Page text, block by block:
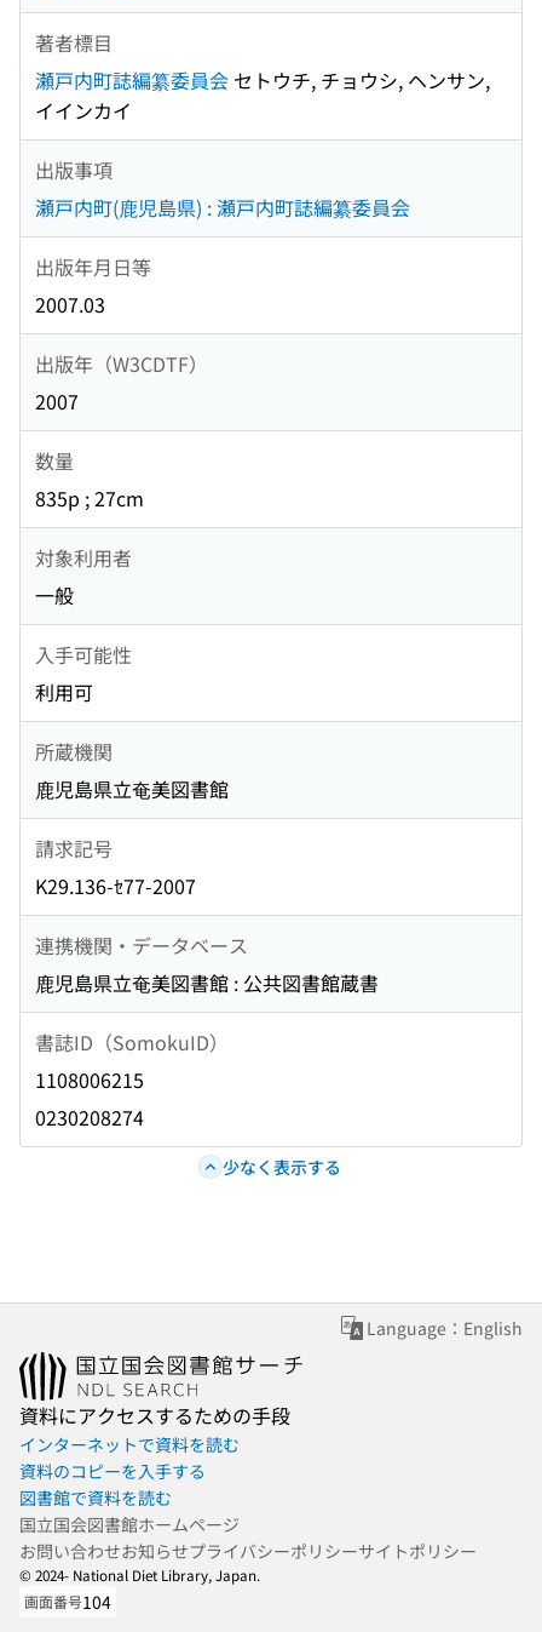
著者標目
瀬戸内町誌編纂委員会 セトウチ, チョウシ, ヘンサン,
イインカイ
出版事項
瀬戸内町(鹿児島県) : 瀬戸内町誌編纂委員会
出版年月日等
2007.03
出版年（W3CDTF）
2007
数量
835p ; 27cm
対象利用者
一般
入手可能性
利用可
所蔵機関
鹿児島県立奄美図書館
請求記号
K29.136-ｾ77-2007
連携機関・データベース
鹿児島県立奄美図書館 : 公共図書館蔵書
書誌ID（SomokuID）
1108006215
0230208274
少なく表示する
Language：English
資料にアクセスするための手段
インターネットで資料を読む
資料のコピーを入手する
図書館で資料を読む
国立国会図書館ホームページ
お問い合わせお知らせプライバシーポリシーサイトポリシー
© 2024- National Diet Library, Japan.
画面番号104